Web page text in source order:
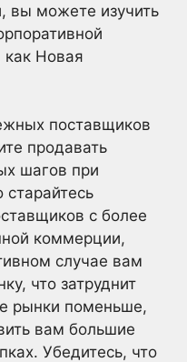
вы можете изучить
как Новая
поставщиков
продавать
шагов при
с более
коммерции,
случае вам
что затруднит
рынки поменьше,
вам большие
Убедитесь, что